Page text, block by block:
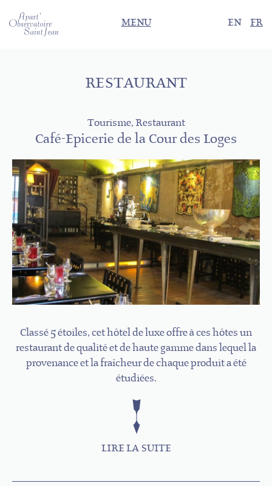
MENU EN FR
RESTAURANT
Tourisme, Restaurant
Café-Epicerie de la Cour des Loges
Classé 5 étoiles, cet hôtel de luxe offre à ces hôtes un
restaurant de qualité et de haute gamme dans lequel la
provenance et la fraîcheur de chaque produit a été
étudiées.
LIRE LA SUITE